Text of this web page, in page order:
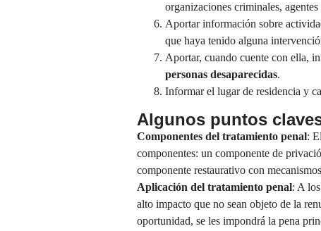
organizaciones criminales,
Aportar información sobre
que haya tenido alguna
Aportar, cuando cuente con ella,
personas desaparecidas.
Informar el lugar de residencia y
Algunos puntos
Componentes del tratamiento penal:
componentes: un componente de
componente restaurativo con
Aplicación del tratamiento penal: A
alto impacto que no sean objeto de la
oportunidad, se les impondrá la pena